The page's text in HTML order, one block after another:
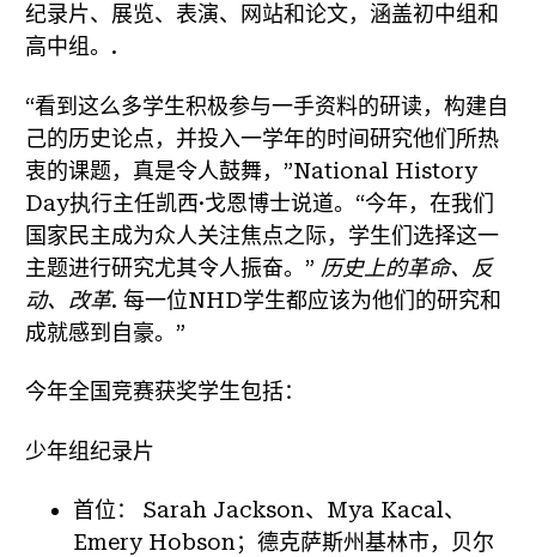
纪录片、展览、表演、网站和论文，涵盖初中组和
高中组。.
“看到这么多学生积极参与一手资料的研读，构建自
己的历史论点，并投入一学年的时间研究他们所热
衷的课题，真是令人鼓舞，”National History
Day执行主任凯西·戈恩博士说道。“今年，在我们
国家民主成为众人关注焦点之际，学生们选择这一
主题进行研究尤其令人振奋。” 历史上的革命、反
动、改革. 每一位NHD学生都应该为他们的研究和
成就感到自豪。”
今年全国竞赛获奖学生包括：
少年组纪录片
首位： Sarah Jackson、Mya Kacal、
Emery Hobson；德克萨斯州基林市，贝尔